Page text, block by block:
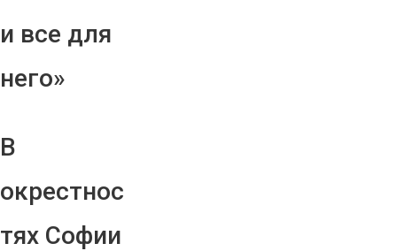
и все для
него»
В
окрестнос
тях Софии